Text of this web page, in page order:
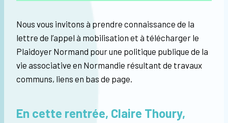
Nous vous invitons à prendre connaissance de la
lettre de l’appel à mobilisation et à télécharger le
Plaidoyer Normand pour une politique publique de la
vie associative en Normandie résultant de travaux
communs, liens en bas de page.
En cette rentrée, Claire Thoury,